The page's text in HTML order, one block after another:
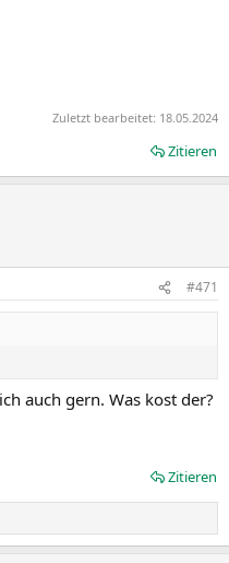
Zuletzt bearbeitet: 18.05.2024
Zitieren
#471
auch gern. Was kost der?
Zitieren